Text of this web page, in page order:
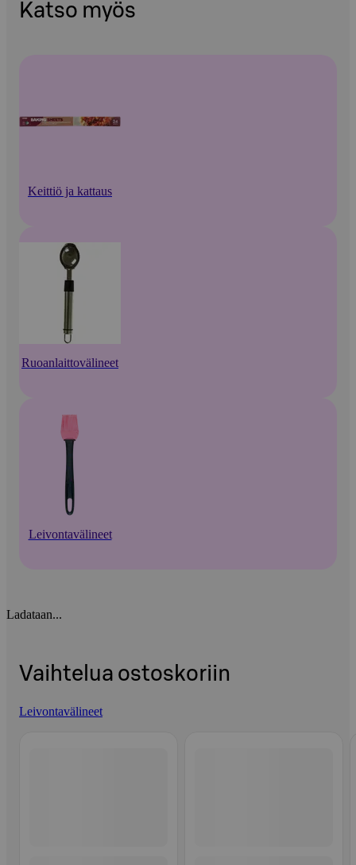
Katso myös
Keittiö ja kattaus
Ruoanlaittovälineet
Leivontavälineet
Ladataan...
Vaihtelua ostoskoriin
Leivontavälineet